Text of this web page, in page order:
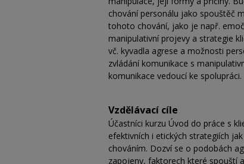
chování personálu jako spouštěč
tohoto chování, jako je např.
manipulativní projevy a strategie
vč. kyvadla agrese a možnosti
zvládání komunikace s
komunikace vedoucí ke spolupráci.
Vzdělávací cíle
Účastníci kurzu Úvod do práce s
efektivních i etických strategiích
chováním. Dozví se o podobách
zapojeny, faktorech které spouští